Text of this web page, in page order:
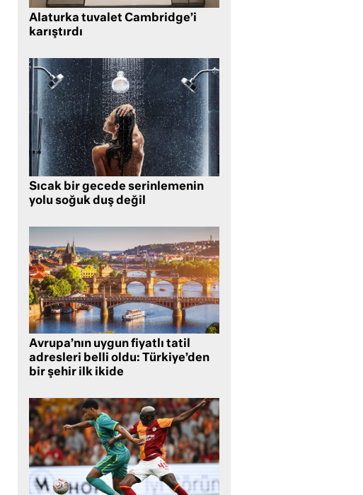
Alaturka tuvalet Cambridge’i
karıştırdı
Sıcak bir gecede serinlemenin
yolu soğuk duş değil
Avrupa’nın uygun fiyatlı tatil
adresleri belli oldu: Türkiye’den
bir şehir ilk ikide